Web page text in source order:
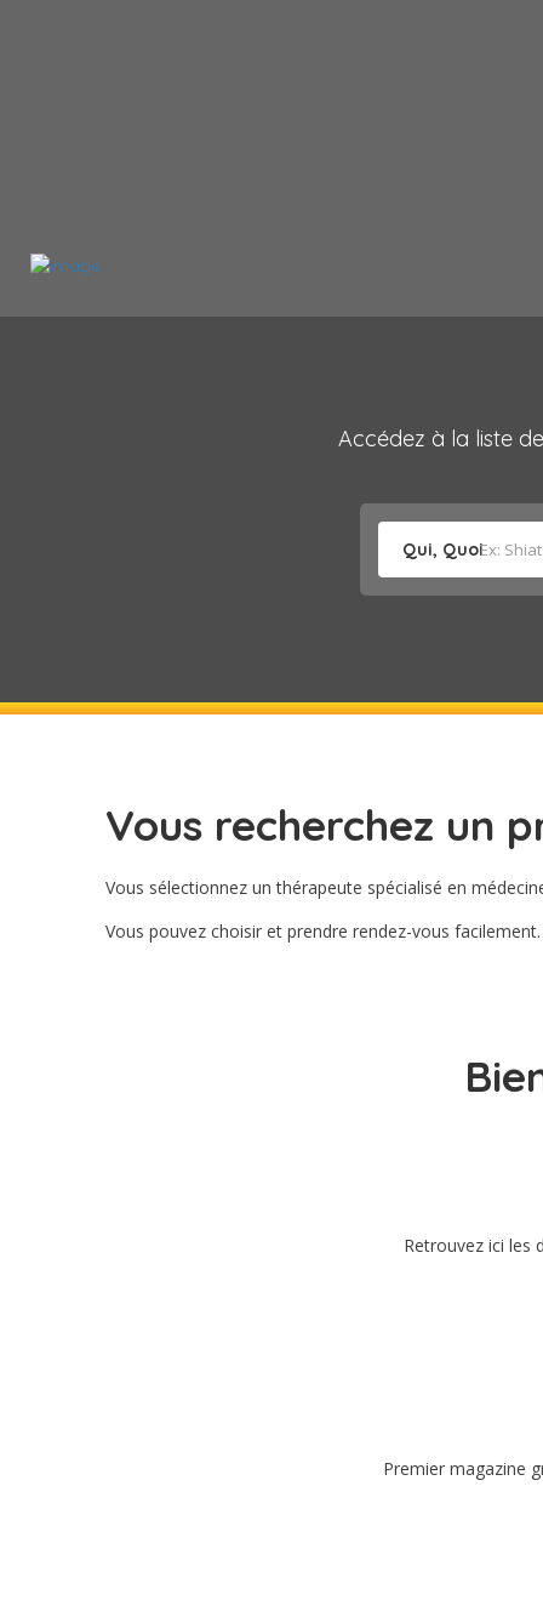
Accédez à la liste
Qui, Quoi
Vous recherchez un
Vous sélectionnez un thérapeute spécialisé en
Vous pouvez choisir et prendre rendez-vous facilement.
Retrouvez ici les
Premier magazine